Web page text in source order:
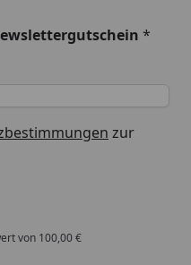
*
zur
von 100,00 €